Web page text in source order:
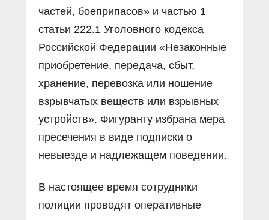
частей, боеприпасов» и частью 1
статьи 222.1 Уголовного кодекса
Российской Федерации «Незаконные
приобретение, передача, сбыт,
хранение, перевозка или ношение
взрывчатых веществ или взрывных
устройств». Фигуранту избрана мера
пресечения в виде подписки о
невыезде и надлежащем поведении.
В настоящее время сотрудники
полиции проводят оперативные